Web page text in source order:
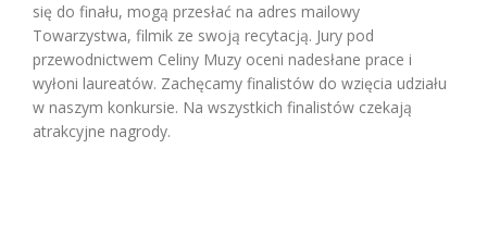
się do finału, mogą przesłać na adres mailowy
Towarzystwa, filmik ze swoją recytacją. Jury pod
przewodnictwem Celiny Muzy oceni nadesłane prace i
wyłoni laureatów. Zachęcamy finalistów do wzięcia udziału
w naszym konkursie. Na wszystkich finalistów czekają
atrakcyjne nagrody.